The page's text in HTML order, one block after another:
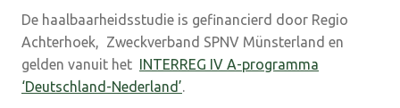
De haalbaarheidsstudie is gefinancierd door Regio
Achterhoek, Zweckverband SPNV Münsterland en
gelden vanuit het INTERREG IV A-programma
‘Deutschland-Nederland’.